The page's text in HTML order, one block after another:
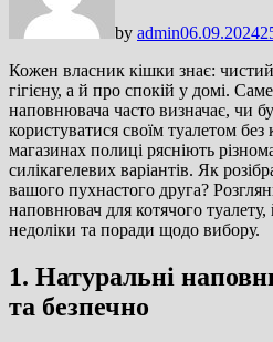
by admin06.09.2024
Кожен власник кішки знає:
гігієну, а й про спокій у домі.
наповнювача часто визначає, чи
користуватися своїм туалетом
магазинах полиці рясніють
силікагелевих варіантів. Як
вашого пухнастого друга?
наповнювач для котячого
недоліки та поради щодо вибору.
1. Натуральні
та безпечно